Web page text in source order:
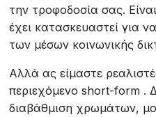
την τροφοδοσία σας.
έχει κατασκευαστεί για
των μέσων κοινωνικής
Αλλά ας είμαστε
περιεχόμενο short-form .
διαβάθμιση χρωμάτων,